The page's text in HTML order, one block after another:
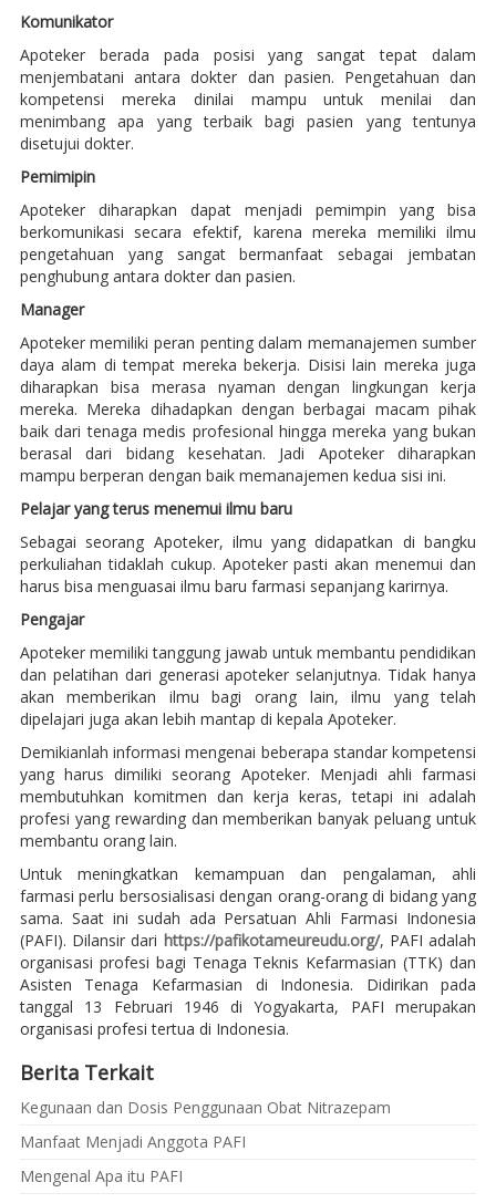
Komunikator
Apoteker berada pada posisi yang sangat tepat dalam
menjembatani antara dokter dan pasien. Pengetahuan dan
kompetensi mereka dinilai mampu untuk menilai dan
menimbang apa yang terbaik bagi pasien yang tentunya
disetujui dokter.
Pemimipin
Apoteker diharapkan dapat menjadi pemimpin yang bisa
berkomunikasi secara efektif, karena mereka memiliki ilmu
pengetahuan yang sangat bermanfaat sebagai jembatan
penghubung antara dokter dan pasien.
Manager
Apoteker memiliki peran penting dalam memanajemen sumber
daya alam di tempat mereka bekerja. Disisi lain mereka juga
diharapkan bisa merasa nyaman dengan lingkungan kerja
mereka. Mereka dihadapkan dengan berbagai macam pihak
baik dari tenaga medis profesional hingga mereka yang bukan
berasal dari bidang kesehatan. Jadi Apoteker diharapkan
mampu berperan dengan baik memanajemen kedua sisi ini.
Pelajar yang terus menemui ilmu baru
Sebagai seorang Apoteker, ilmu yang didapatkan di bangku
perkuliahan tidaklah cukup. Apoteker pasti akan menemui dan
harus bisa menguasai ilmu baru farmasi sepanjang karirnya.
Pengajar
Apoteker memiliki tanggung jawab untuk membantu pendidikan
dan pelatihan dari generasi apoteker selanjutnya. Tidak hanya
akan memberikan ilmu bagi orang lain, ilmu yang telah
dipelajari juga akan lebih mantap di kepala Apoteker.
Demikianlah informasi mengenai beberapa standar kompetensi
yang harus dimiliki seorang Apoteker. Menjadi ahli farmasi
membutuhkan komitmen dan kerja keras, tetapi ini adalah
profesi yang rewarding dan memberikan banyak peluang untuk
membantu orang lain.
Untuk meningkatkan kemampuan dan pengalaman, ahli
farmasi perlu bersosialisasi dengan orang-orang di bidang yang
sama. Saat ini sudah ada Persatuan Ahli Farmasi Indonesia
(PAFI). Dilansir dari https://pafikotameureudu.org/, PAFI adalah
organisasi profesi bagi Tenaga Teknis Kefarmasian (TTK) dan
Asisten Tenaga Kefarmasian di Indonesia. Didirikan pada
tanggal 13 Februari 1946 di Yogyakarta, PAFI merupakan
organisasi profesi tertua di Indonesia.
Berita Terkait
Kegunaan dan Dosis Penggunaan Obat Nitrazepam
Manfaat Menjadi Anggota PAFI
Mengenal Apa itu PAFI